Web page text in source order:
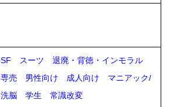
SF スーツ
退廃・背徳・インモラル
専売 男性向け 成人向け
マニアック/
洗脳 学生 常識改変